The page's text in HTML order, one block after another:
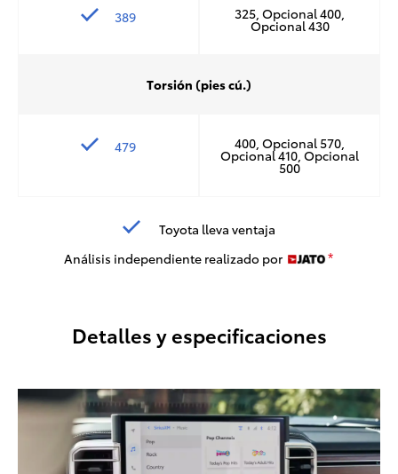
389 325, Opcional 400,
Opcional 430
479
Torsión (pies cú.)
400, Opcional 570,
Opcional 410, Opcional
500
Toyota lleva ventaja
Análisis independiente realizado por
*
Detalles y especificaciones